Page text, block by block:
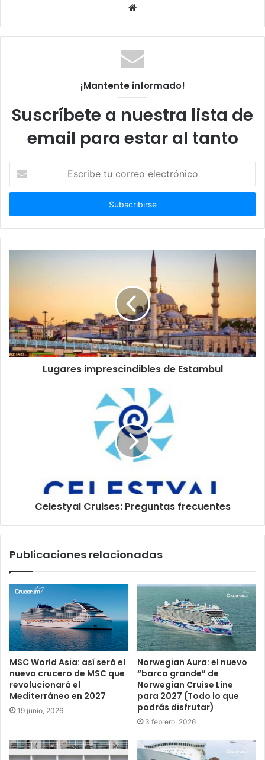
Sitio
¡Mantente informado!
Suscríbete a nuestra lista de
email para estar al tanto
correo
Lugares imprescindibles de Estambul
Celestyal Cruises: Preguntas frecuentes
Publicaciones relacionadas
MSC World Asia: así será el
nuevo crucero de MSC que
revolucionará el
Mediterráneo en 2027
19 junio, 2026
Norwegian Aura: el nuevo
“barco grande” de
Norwegian Cruise Line
para 2027 (Todo lo que
podrás disfrutar)
3 febrero, 2026